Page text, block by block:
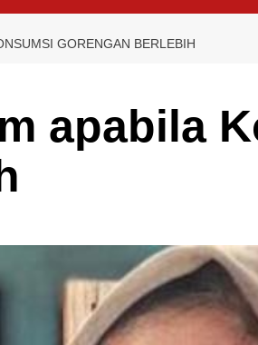
GORENGAN BERLEBIH
apabila